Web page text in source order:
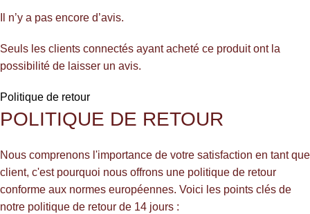
Il n’y a pas encore d’avis.
Seuls les clients connectés ayant acheté ce produit ont la
possibilité de laisser un avis.
Politique de retour
POLITIQUE DE RETOUR
Nous comprenons l'importance de votre satisfaction en tant que
client, c'est pourquoi nous offrons une politique de retour
conforme aux normes européennes. Voici les points clés de
notre politique de retour de 14 jours :